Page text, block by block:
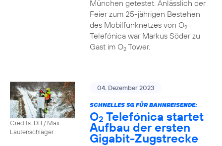
München getestet. Anlässlich der
Feier zum 25-jährigen Bestehen
des Mobilfunknetzes von O2
Telefónica war Markus Söder zu
Gast im O2Tower.
Credits: DB / Max
Lautenschläger
04. Dezember 2023
SCHNELLES 5G FÜR BAHNREISENDE:
O2 Telefónica startet
Aufbau der ersten
Gigabit-Zugstrecke